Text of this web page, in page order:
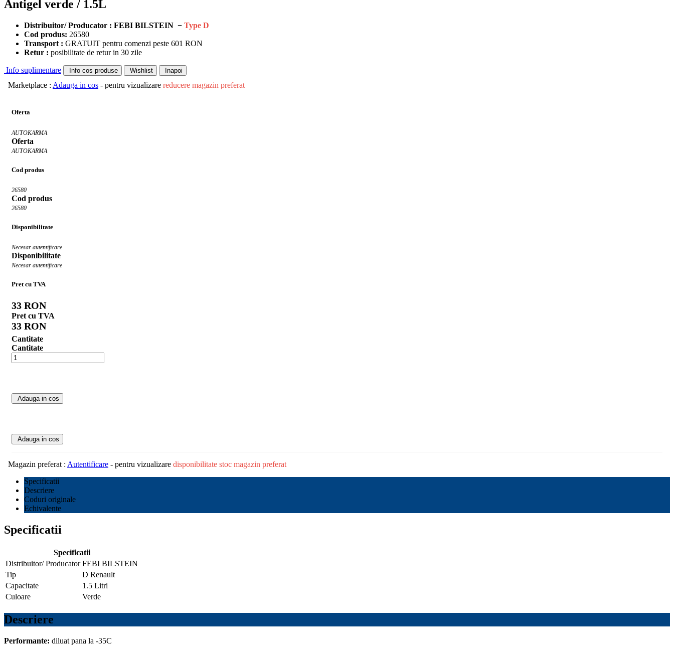
Antigel verde / 1.5L
Distribuitor/ Producator : FEBI BILSTEIN − Type D
Cod produs: 26580
Transport : GRATUIT pentru comenzi peste 601 RON
Retur : posibilitate de retur in 30 zile
Info suplimentare Info cos produse Wishlist Inapoi
Marketplace : Adauga in cos - pentru vizualizare reducere magazin preferat
Oferta
AUTOKARMA
Oferta
AUTOKARMA
Cod produs
26580
Cod produs
26580
Disponibilitate
Necesar autentificare
Disponibilitate
Necesar autentificare
Pret cu TVA
33 RON
Pret cu TVA
33 RON
Cantitate
Cantitate
Adauga in cos
Adauga in cos
Magazin preferat : Autentificare - pentru vizualizare disponibilitate stoc magazin preferat
Specificatii
Descriere
Coduri originale
Echivalente
Specificatii
Specificatii
Distribuitor/ Producator FEBI BILSTEIN
Tip
D Renault
Capacitate
1.5 Litri
Culoare
Verde
Descriere
Performante: diluat pana la -35C